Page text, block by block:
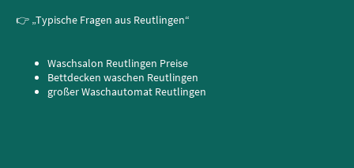
👉 „Typische Fragen aus Reutlingen“
Waschsalon Reutlingen Preise
Bettdecken waschen Reutlingen
großer Waschautomat Reutlingen